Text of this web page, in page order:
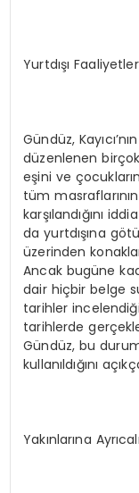
Yurtdışı
Gündüz,
düzenlenen
eşini ve
tüm
karşılandığını
da yurtdışına
üzerinden
Ancak bugüne
dair hiçbir belge
tarihler
tarihlerde
Gündüz, bu
kullanıldığını
Yakınlarına